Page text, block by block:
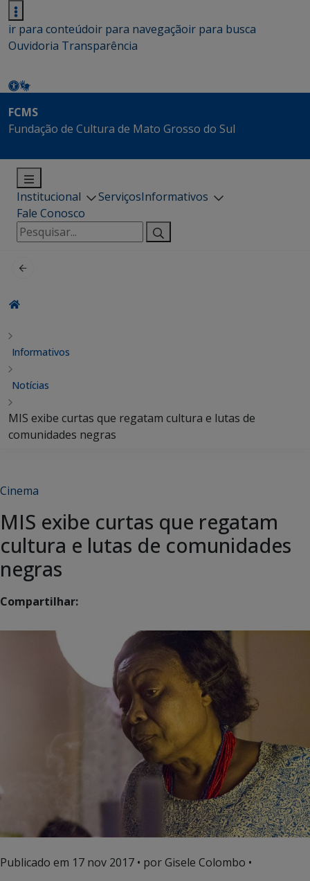
ir para conteúdoir para navegaçãoir para busca
Ouvidoria Transparência
FCMS
Fundação de Cultura de Mato Grosso do Sul
Institucional ServiçosInformativos
Fale Conosco
Pesquisar
por:
Informativos
Notícias
MIS exibe curtas que regatam cultura e lutas de
comunidades negras
Cinema
MIS exibe curtas que regatam
cultura e lutas de comunidades
negras
Compartilhar:
Publicado em 17 nov 2017 • por Gisele Colombo •